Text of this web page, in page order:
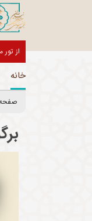
بازدیدکنندگان گرامی،
خانه